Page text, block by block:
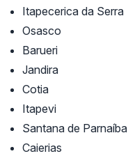
Itapecerica da Serra
Osasco
Barueri
Jandira
Cotia
Itapevi
Santana de Parnaíba
Caierias